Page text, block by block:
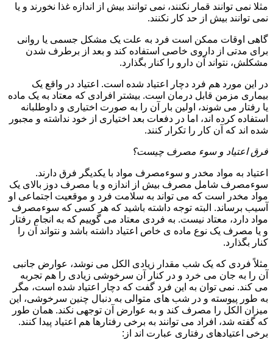
مثلا نمی توانند قمار نکنند، نمی توانند بیش از اندازه غذا نخورند و یا
نمی توانند بیش از حد کار نکنند.
گاهی اوقات ممکن است فرد به علت یک مشکل جسمی یا روانی
برای مدتی از داروی خاصی استفاده کند و بعد از برطرف شدن
مشکلش، نتواند آن دارو را کنار بگذارد.
در این مورد هم فرد دچار اعتیاد شده است. اعتیاد در واقع یک
بیماری مزمن قابل درمان است. بیشتر افرادی که معتاد به یک ماده
یا رفتار می شوند، اولین بار آن را به صورت اختیاری و داوطلبانه
استفاده کرده اند، اما در دفعات بعد اختیاری از خود نداشته و مجبور
شده اند که آن کار را تکرار کنند.
فرق اعتیاد و سوء مصرف چیست؟
اعتیاد به مواد مخدر و سوءمصرف مواد با یکدیگر فرق دارند.
سوءمصرف شامل مصرف بیش از اندازه و یا مصرف دوز بالای یک
مواد مخدر است که می تواند به سلامت فرد و موقعیت اجتماعی او
آسیب برساند. البته توجه داشته باشید که هر کسی که سوءمصرف
مواد دارد، معتاد نیست. به فردی معتاد می گوییم که به انجام رفتار
و یا مصرف یک نوع ماده ی خاص اعتیاد داشته باشد و نتواند آن را
کنار بگذارد.
مثلاً فردی که یک شب مقدار زیادی الکل می نوشد، عوارض جانبی
آن را به جان می خرد و در کنار آن سرخوشی زیادی را هم تجربه
می کند. نمی توان به این فرد گفت که دچار اعتیاد شده است، مگر
به طور پیوسته و در شب های متوالی به دنبال چنین سرخوشی، این
میزان الکل را مصرف کند و به عوارض آن توجهی نکند. همان طور
که گفته شد، افراد می توانند به برخی رفتارها هم اعتیاد پیدا کنند.
برخی اعتیادهای رفتاری عبارت اند از: